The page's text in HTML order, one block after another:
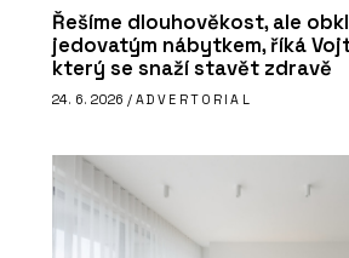
Řešíme dlouhověkost, ale
jedovatým nábytkem, říká
který se snaží stavět zdravě
24. 6. 2026 / ADVERTORIAL